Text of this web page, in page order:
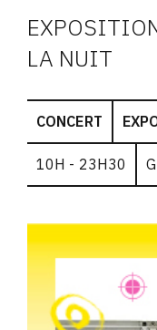
LA NUIT
CONCERT
10H - 23H30